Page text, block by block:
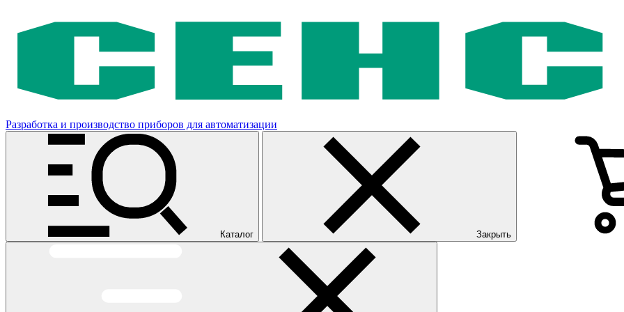
Разработка и производство приборов для автоматизации
Каталог Закрыть